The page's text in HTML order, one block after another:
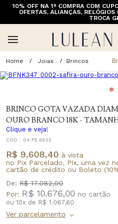
10% OFF NA 1ª COMPRA COM
OFERTAS, ALIANÇAS,
TROCA
Joias Brincos
BRINCO GOTA VAZADA
OURO BRANCO 18K -
Clique e veja!
CÓD.: 04.FE.6533
R$ 9.608,40 à vista
no Pix Parcelado, Pix, uma vez
cartão de crédito ou Boleto
De: R$ 17.082,00
Por: R$ 10.676,00
ou 10x de R$ 1.067,60